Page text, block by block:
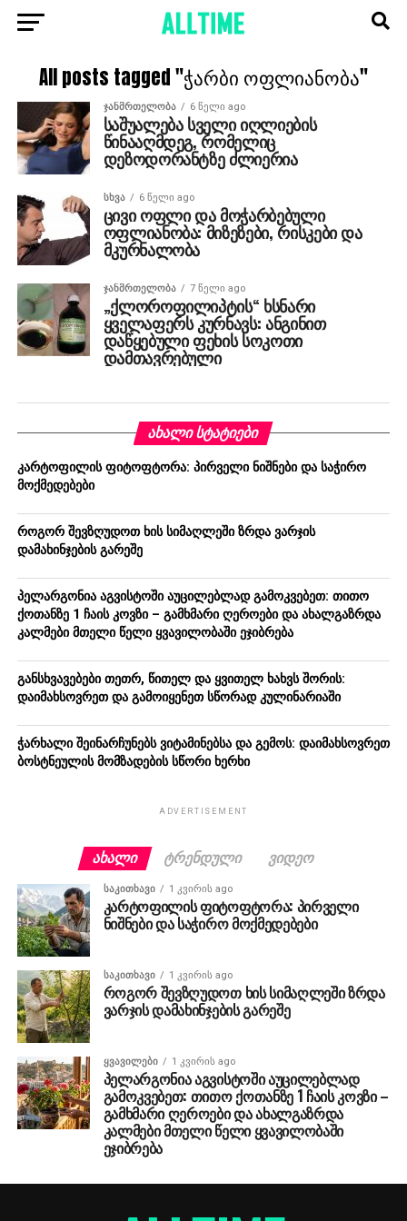
All posts tagged "ჭარბი ოფლიანობა"
ᲯᲐᲜᲛᲠᲗᲔᲚᲝᲑᲐ 6 წელი ago
საშუალება სველი იღლიების
წინააღმდეგ, რომელიც
დეზოდორანტზე ძლიერია
ᲡᲮᲕᲐ 6 წელი ago
ცივი ოფლი და მოჭარბებული
ოფლიანობა: მიზეზები, რისკები და
მკურნალობა
ᲯᲐᲜᲛᲠᲗᲔᲚᲝᲑᲐ 7 წელი ago
„ქლოროფილიპტის“ ხსნარი
ყველაფერს კურნავს: ანგინით
დაწყებული ფეხის სოკოთი
დამთავრებული
ᲐᲮᲐᲚᲘ ᲡᲢᲐᲢᲘᲔᲑᲘ
კარტოფილის ფიტოფტორა: პირველი ნიშნები და საჭირო
მოქმედებები
როგორ შევზღუდოთ ხის სიმაღლეში ზრდა ვარჯის
დამახინჯების გარეშე
პელარგონია აგვისტოში აუცილებლად გამოკვებეთ: თითო
ქოთანზე 1 ჩაის კოვზი – გამხმარი ღეროები და ახალგაზრდა
კალმები მთელი წელი ყვავილობაში ეჯიბრება
განსხვავებები თეთრ, წითელ და ყვითელ ხახვს შორის:
დაიმახსოვრეთ და გამოიყენეთ სწორად კულინარიაში
ჭარხალი შეინარჩუნებს ვიტამინებსა და გემოს: დაიმახსოვრეთ
ბოსტნეულის მომზადების სწორი ხერხი
ADVERTISEMENT
ᲐᲮᲐᲚᲘ ᲢᲠᲔᲜᲓᲣᲚᲘ ᲕᲘᲓᲔᲝ
ᲡᲐᲙᲘᲗᲮᲐᲕᲘ 1 კვირის ago
კარტოფილის ფიტოფტორა: პირველი
ნიშნები და საჭირო მოქმედებები
ᲡᲐᲙᲘᲗᲮᲐᲕᲘ 1 კვირის ago
როგორ შევზღუდოთ ხის სიმაღლეში ზრდა
ვარჯის დამახინჯების გარეშე
ᲧᲕᲐᲕᲘᲚᲔᲑᲘ 1 კვირის ago
პელარგონია აგვისტოში აუცილებლად
გამოკვებეთ: თითო ქოთანზე 1 ჩაის კოვზი –
გამხმარი ღეროები და ახალგაზრდა
კალმები მთელი წელი ყვავილობაში
ეჯიბრება